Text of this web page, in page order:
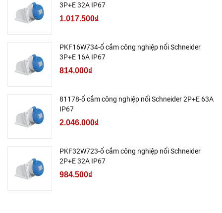
3P+E 32A IP67
1.017.500₫
PKF16W734-ổ cắm công nghiệp nổi Schneider
3P+E 16A IP67
814.000₫
81178-ổ cắm công nghiệp nổi Schneider 2P+E 63A
IP67
2.046.000₫
PKF32W723-ổ cắm công nghiệp nổi Schneider
2P+E 32A IP67
984.500₫